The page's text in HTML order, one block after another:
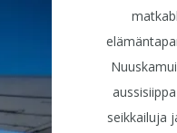
seikkailuja